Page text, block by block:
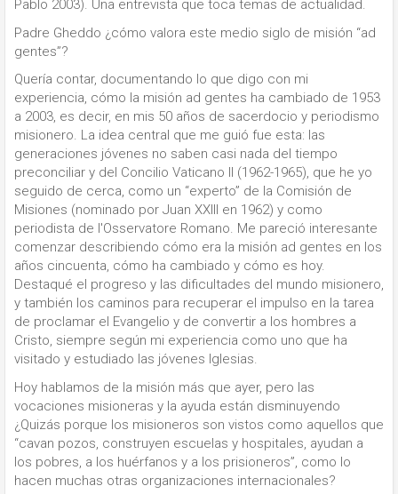
Pablo 2003). Una entrevista que toca temas de actualidad.
Padre Gheddo ¿cómo valora este medio siglo de misión “ad
gentes”?
Quería contar, documentando lo que digo con mi
experiencia, cómo la misión ad gentes ha cambiado de 1953
a 2003, es decir, en mis 50 años de sacerdocio y periodismo
misionero. La idea central que me guió fue esta: las
generaciones jóvenes no saben casi nada del tiempo
preconciliar y del Concilio Vaticano II (1962-1965), que he yo
seguido de cerca, como un “experto” de la Comisión de
Misiones (nominado por Juan XXIII en 1962) y como
periodista de l'Osservatore Romano. Me pareció interesante
comenzar describiendo cómo era la misión ad gentes en los
años cincuenta, cómo ha cambiado y cómo es hoy.
Destaqué el progreso y las dificultades del mundo misionero,
y también los caminos para recuperar el impulso en la tarea
de proclamar el Evangelio y de convertir a los hombres a
Cristo, siempre según mi experiencia como uno que ha
visitado y estudiado las jóvenes Iglesias.
Hoy hablamos de la misión más que ayer, pero las
vocaciones misioneras y la ayuda están disminuyendo
¿Quizás porque los misioneros son vistos como aquellos que
“cavan pozos, construyen escuelas y hospitales, ayudan a
los pobres, a los huérfanos y a los prisioneros”, como lo
hacen muchas otras organizaciones internacionales?